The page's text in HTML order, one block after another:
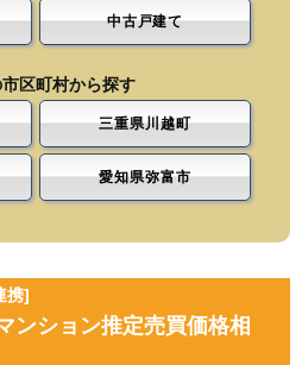
中古戸建て
区町村から探す
三重県川越町
愛知県弥富市
携]
ンション推定売買価格相